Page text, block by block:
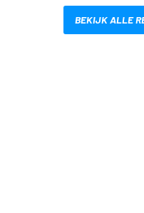
BEKIJK ALLE